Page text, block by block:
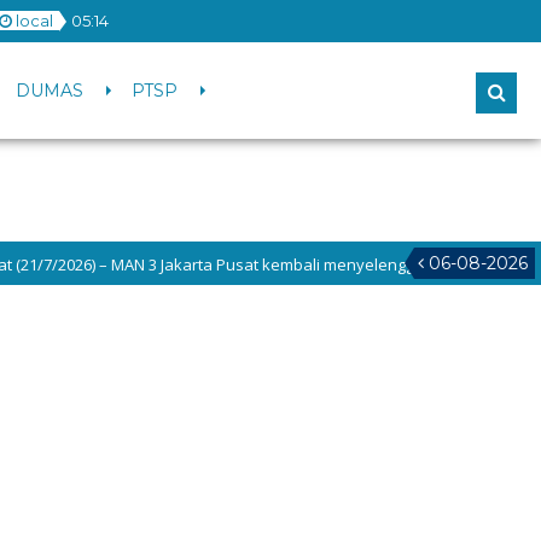
local 05:14
DUMAS PTSP
06-08-2026
7/2026) – MAN 3 Jakarta Pusat kembali menyelenggarakan kegiatan